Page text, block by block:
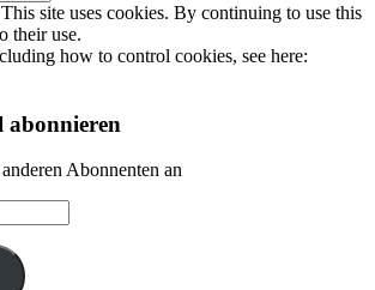
site uses cookies. By continuing to use this
their use.
how to control cookies, see here:
Abonnenten an